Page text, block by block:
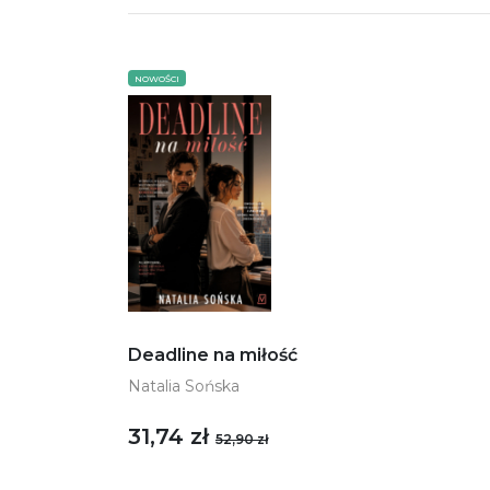
NOWOŚCI
Deadline na miłość
Natalia Sońska
31,74 zł 52,90 zł